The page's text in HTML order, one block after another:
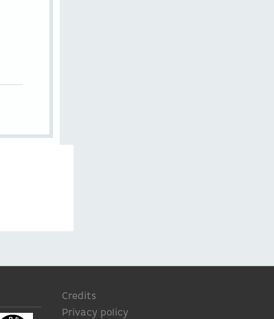
Credits
Privacy policy